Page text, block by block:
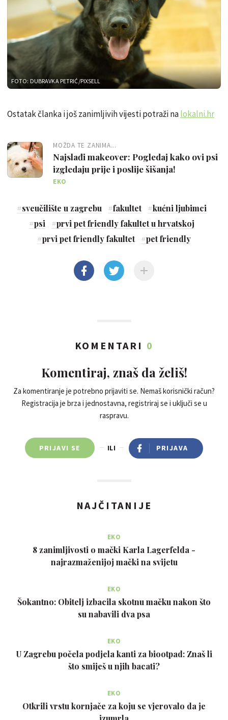
FOTO: DUBRAVKA PETRIĆ/PIXSELL
Ostatak članka i još zanimljivih vijesti potraži nalokalni.hr
MOŽDA TE ZANIMA...
Najslađi makeover: Pogledaj kako ovi psi
izgledaju prije i poslije šišanja!
EKO
#sveučilište u zagrebu #fakultet #kućni ljubimci
#psi #prvi pet friendly fakultet u hrvatskoj
#prvi pet friendly fakultet #pet friendly
KOMENTARI 0
Komentiraj, znaš da želiš!
Za komentiranje je potrebno prijaviti se. Nemaš korisnički račun?
Registracija je brza i jednostavna, registriraj se i uključi se u
raspravu.
PRIJAVI SE ILI PRIJAVA
NAJČITANIJE
EKO
8 zanimljivosti o mački Karla Lagerfelda -
najrazmaženijoj mački na svijetu
EKO
Šokantno: Obitelj izbacila skotnu mačku nakon što
su nabavili dva psa
EKO
U Zagrebu počela podjela kanti za biootpad: Znaš li
što smiješ u njih bacati?
EKO
Otkrili vrstu kornjače za koju se vjerovalo da je